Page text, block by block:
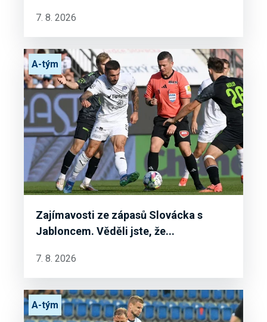
7. 8. 2026
Zajímavosti ze zápasů Slovácka s
Jabloncem. Věděli jste, že...
A-tým
7. 8. 2026
A-tým